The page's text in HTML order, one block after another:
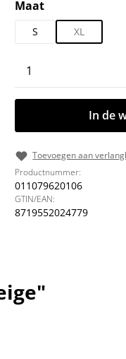
Selecteer
Maat
S XL
In de
Toevoegen aan
Productnummer:
011079620106
GTIN/EAN:
8719552024779